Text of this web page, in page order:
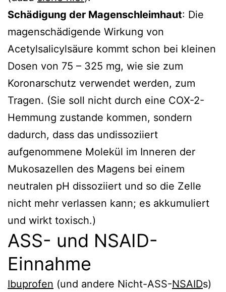
Schädigung der Magenschleimhaut: Die
magenschädigende Wirkung von
Acetylsalicylsäure kommt schon bei kleinen
Dosen von 75 – 325 mg, wie sie zum
Koronarschutz verwendet werden, zum
Tragen. (Sie soll nicht durch eine COX-2-
Hemmung zustande kommen, sondern
dadurch, dass das undissoziiert
aufgenommene Molekül im Inneren der
Mukosazellen des Magens bei einem
neutralen pH dissoziiert und so die Zelle
nicht mehr verlassen kann; es akkumuliert
und wirkt toxisch.)
ASS- und NSAID-
Einnahme
Ibuprofen (und andere Nicht-ASS-NSAIDs)